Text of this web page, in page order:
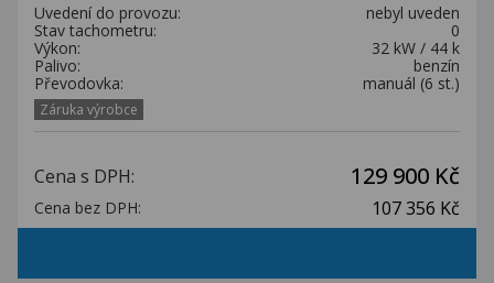
Uvedení do provozu:
nebyl uveden
Stav tachometru:
0
Výkon:
32 kW / 44 k
Palivo:
benzín
Převodovka:
manuál (6 st.)
Záruka výrobce
Cena s DPH: 129 900 Kč
Cena bez DPH: 107 356 Kč